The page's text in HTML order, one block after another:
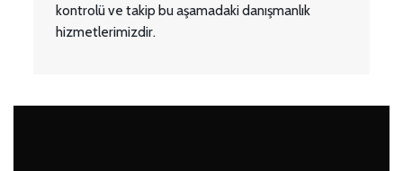
kontrolü ve takip bu aşamadaki danışmanlık
hizmetlerimizdir.